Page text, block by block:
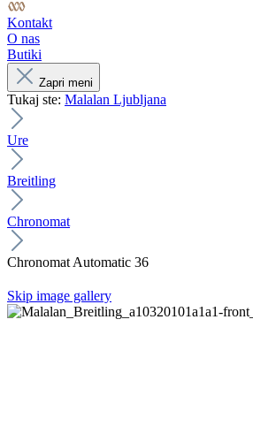
Kontakt
O nas
Butiki
Zapri meni
Tukaj ste: Malalan Ljubljana
Ure
Breitling
Chronomat
Chronomat Automatic 36
Skip image gallery